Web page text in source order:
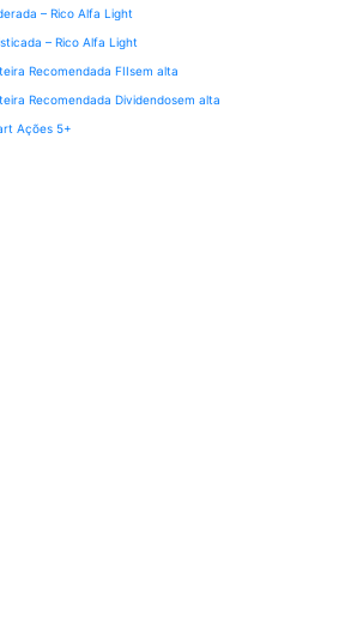
– Rico Alfa Light
– Rico Alfa Light
Recomendada FIIsem alta
Recomendada Dividendosem alta
Ações 5+